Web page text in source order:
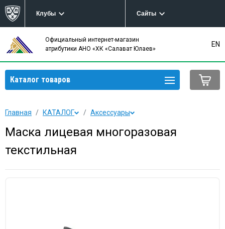
Клубы Сайты
Официальный интернет-магазин
атрибутики АНО «ХК «Салават Юлаев»
EN
Каталог товаров
Главная КАТАЛОГ Аксессуары
Маска лицевая многоразовая
текстильная